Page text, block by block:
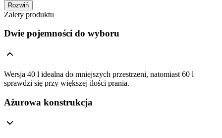
Rozwiń
Zalety produktu
Dwie pojemności do wyboru
Wersja 40 l idealna do mniejszych przestrzeni, natomiast 60 l
sprawdzi się przy większej ilości prania.
Ażurowa konstrukcja